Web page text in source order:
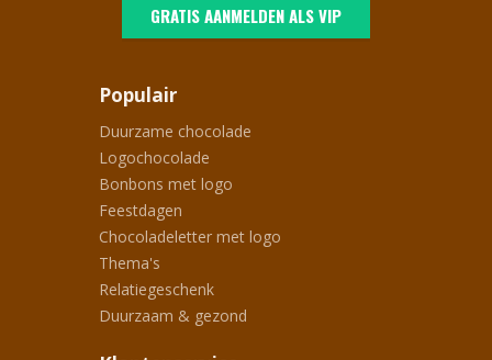
GRATIS AANMELDEN ALS VIP
Populair
Duurzame chocolade
Logochocolade
Bonbons met logo
Feestdagen
Chocoladeletter met logo
Thema's
Relatiegeschenk
Duurzaam & gezond